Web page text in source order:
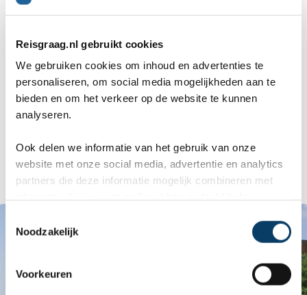
Reisgraag.nl gebruikt cookies
We gebruiken cookies om inhoud en advertenties te
personaliseren, om social media mogelijkheden aan te
bieden en om het verkeer op de website te kunnen
analyseren.
Ook delen we informatie van het gebruik van onze
website met onze social media, advertentie en analytics
partners die deze informatie mogelijk combineren met
Noodzakelijk
Voorkeuren
aardbevingen. In de 12e eeuw werd de ruïne
Al het marmer en veel stenen werden
verwijderd en gebruikt in andere gebouwen. In
1749 kwam een eind aan de plundering toen
gebouw had.